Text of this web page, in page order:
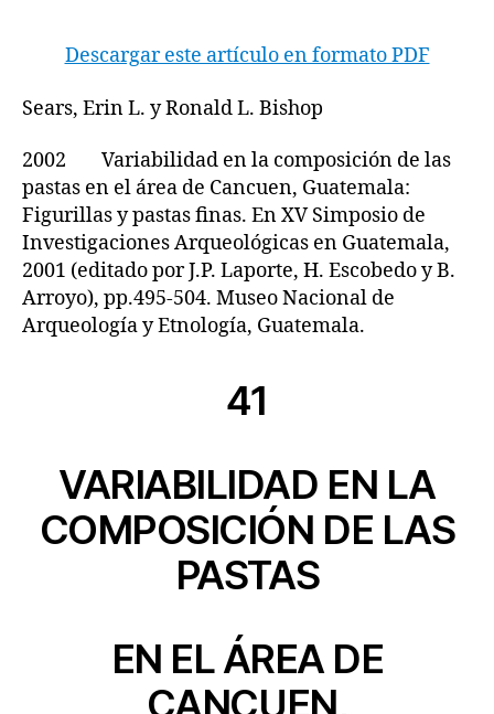
Descargar este artículo en formato PDF
Sears, Erin L. y Ronald L. Bishop
2002 Variabilidad en la composición de las
pastas en el área de Cancuen, Guatemala:
Figurillas y pastas finas. En XV Simposio de
Investigaciones Arqueológicas en Guatemala,
2001 (editado por J.P. Laporte, H. Escobedo y B.
Arroyo), pp.495-504. Museo Nacional de
Arqueología y Etnología, Guatemala.
41
VARIABILIDAD EN LA
COMPOSICIÓN DE LAS
PASTAS
EN EL ÁREA DE
CANCUEN,